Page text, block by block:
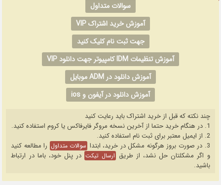
سوالات متداول
آموزش خرید اشتراک VIP
جهت ثبت نام کلیک کنید
آموزش تنظیمات IDM کامپیوتر جهت دانلود VIP
آموزش دانلود در ADM موبایل
آموزش دانلود در آیفون و ios
چند نکته که قبل از خرید اشتراک باید رعایت کنید
1. در هنگام خرید حتما از آخرین نسخه مروگر فایرفاکس یا کروم استفاده کنید.
2. از ایمیل معتبر برای ثبت نام استفاده کنید.
3. در صورت بروز هرگونه مشکل در خرید، ابتدا
سوالات متداول را مطالعه کنید
و اگر مشکلتان حل نشد، از طریق ارسال تیکت در پنل خود، باما در ارتباط
باشید.